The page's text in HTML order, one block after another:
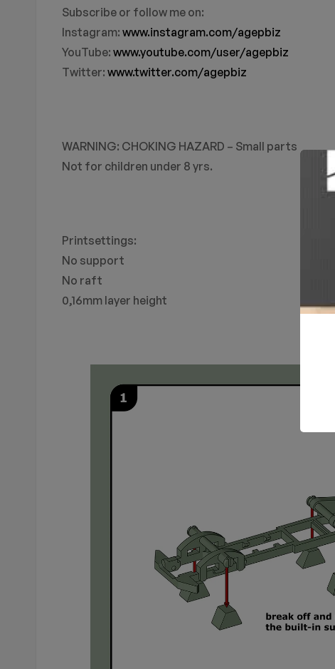
Subscribe or follow me on:
Instagram: www.instagram.com/agepbiz
YouTube: www.youtube.com/user/agepbiz
Twitter: www.twitter.com/agepbiz
WARNING: CHOKING HAZARD – Small parts
Not for children under 8 yrs.
Printsettings:
No support
No raft
0,16mm layer height